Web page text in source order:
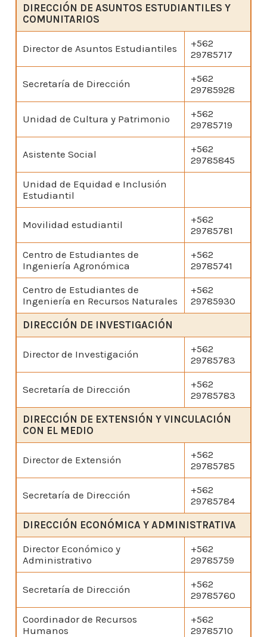
DIRECCIÓN DE ASUNTOS ESTUDIANTILES Y
COMUNITARIOS
Director de Asuntos Estudiantiles
+562
29785717
Secretaría de Dirección
+562
29785928
Unidad de Cultura y Patrimonio
+562
29785719
Asistente Social
+562
29785845
Unidad de Equidad e Inclusión
Estudiantil
Movilidad estudiantil
+562
29785781
Centro de Estudiantes de
Ingeniería Agronómica
+562
29785741
Centro de Estudiantes de
Ingeniería en Recursos Naturales
+562
29785930
DIRECCIÓN DE INVESTIGACIÓN
Director de Investigación
+562
29785783
Secretaría de Dirección
+562
29785783
DIRECCIÓN DE EXTENSIÓN Y VINCULACIÓN
CON EL MEDIO
Director de Extensión
+562
29785785
Secretaría de Dirección
+562
29785784
DIRECCIÓN ECONÓMICA Y ADMINISTRATIVA
Director Económico y
Administrativo
+562
29785759
Secretaría de Dirección
+562
29785760
Coordinador de Recursos
Humanos
+562
29785710